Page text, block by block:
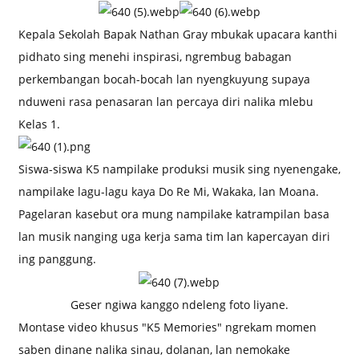
Kepala Sekolah Bapak Nathan Gray mbukak upacara kanthi
pidhato sing menehi inspirasi, ngrembug babagan
perkembangan bocah-bocah lan nyengkuyung supaya
nduweni rasa penasaran lan percaya diri nalika mlebu
Kelas 1.
Siswa-siswa K5 nampilake produksi musik sing nyenengake,
nampilake lagu-lagu kaya Do Re Mi, Wakaka, lan Moana.
Pagelaran kasebut ora mung nampilake katrampilan basa
lan musik nanging uga kerja sama tim lan kapercayan diri
ing panggung.
Geser ngiwa kanggo ndeleng foto liyane.
Montase video khusus "K5 Memories" ngrekam momen
saben dinane nalika sinau, dolanan, lan nemokake